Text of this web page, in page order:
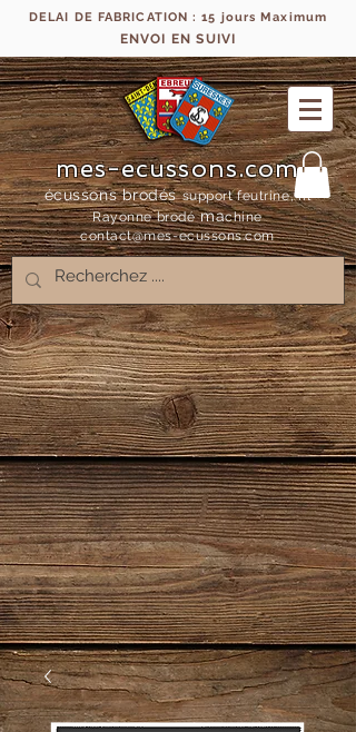
DELAI DE FABRICATION : 15 jours Maximum
ENVOI EN SUIVI
mes-ecussons.com
écussons brodés support feutrine, fil
Rayonne brodémachine
contact@mes-ecussons.com